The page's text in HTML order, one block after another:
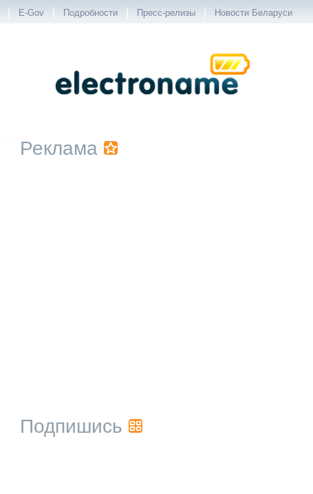
| E-Gov | Подробности | Пресс-релизы | Новости Беларуси
Реклама
Подпишись